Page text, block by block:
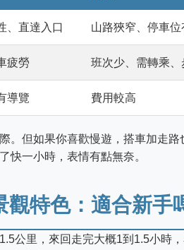
、直達入口 山路狹窄、停車位
疲勞 班次少、需轉乘
導覽 費用較高
。但如果你喜歡慢遊，搭車加走
快一小時，表情有點無奈。
特色：適合新手
公里，來回走完大概1到1.5小時